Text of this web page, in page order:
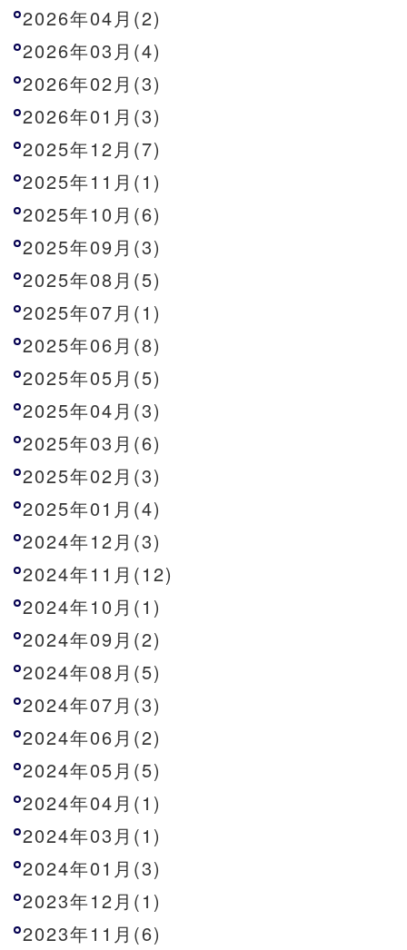
2026年04月(2)
2026年03月(4)
2026年02月(3)
2026年01月(3)
2025年12月(7)
2025年11月(1)
2025年10月(6)
2025年09月(3)
2025年08月(5)
2025年07月(1)
2025年06月(8)
2025年05月(5)
2025年04月(3)
2025年03月(6)
2025年02月(3)
2025年01月(4)
2024年12月(3)
2024年11月(12)
2024年10月(1)
2024年09月(2)
2024年08月(5)
2024年07月(3)
2024年06月(2)
2024年05月(5)
2024年04月(1)
2024年03月(1)
2024年01月(3)
2023年12月(1)
2023年11月(6)